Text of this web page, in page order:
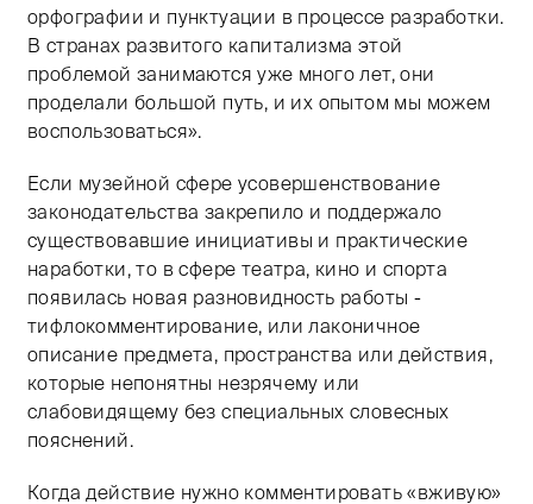
орфографии и пунктуации в процессе разработки.
В странах развитого капитализма этой
проблемой занимаются уже много лет, они
проделали большой путь, и их опытом мы можем
воспользоваться».
Если музейной сфере усовершенствование
законодательства закрепило и поддержало
существовавшие инициативы и практические
наработки, то в сфере театра, кино и спорта
появилась новая разновидность работы -
тифлокомментирование, или лаконичное
описание предмета, пространства или действия,
которые непонятны незрячему или
слабовидящему без специальных словесных
пояснений.
Когда действие нужно комментировать «вживую»